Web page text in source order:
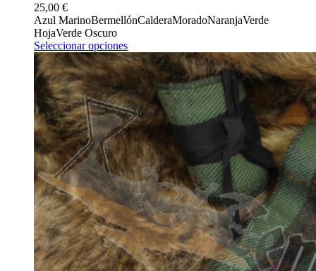
25,00 €
Azul MarinoBermellónCalderaMoradoNaranjaVerde
HojaVerde Oscuro
Seleccionar opciones